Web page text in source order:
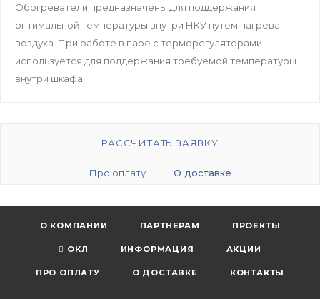
Обогреватели предназначены для поддержания
оптимальной температуры внутри НКУ путем нагрева
воздуха. При работе в паре с терморегуляторами
используется для поддержания требуемой температуры
внутри шкафа.
РАССЧИТАТЬ ЗАЯВКУ
Про оплату О доставке
О КОМПАНИИ ПАРТНЕРАМ ПРОЕКТЫ
ОКЛ ИНФОРМАЦИЯ АКЦИИ
ПРО ОПЛАТУ О ДОСТАВКЕ КОНТАКТЫ